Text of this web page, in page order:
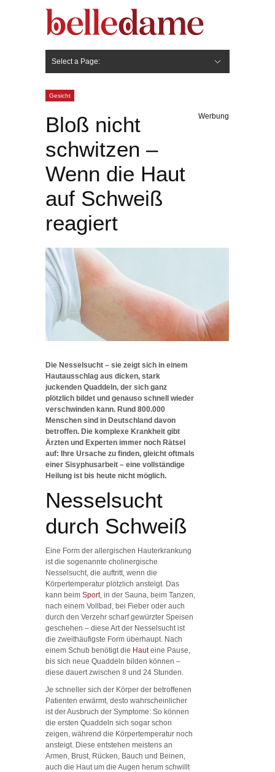
Select a Page:
Gesicht
Bloß nicht
schwitzen –
Wenn die Haut
auf Schweiß
reagiert
Werbung
Die Nesselsucht – sie zeigt sich in einem
Hautausschlag aus dicken, stark
juckenden Quaddeln, der sich ganz
plötzlich bildet und genauso schnell wieder
verschwinden kann. Rund 800.000
Menschen sind in Deutschland davon
betroffen. Die komplexe Krankheit gibt
Ärzten und Experten immer noch Rätsel
auf: Ihre Ursache zu finden, gleicht oftmals
einer Sisyphusarbeit – eine vollständige
Heilung ist bis heute nicht möglich.
Nesselsucht
durch Schweiß
Eine Form der allergischen Hauterkrankung
ist die sogenannte cholinergische
Nesselsucht, die auftritt, wenn die
Körpertemperatur plötzlich ansteigt. Das
kann beim Sport, in der Sauna, beim Tanzen,
nach einem Vollbad, bei Fieber oder auch
durch den Verzehr scharf gewürzter Speisen
geschehen – diese Art der Nesselsucht ist
die zweithäufigste Form überhaupt. Nach
einem Schub benötigt die Hauteine Pause,
bis sich neue Quaddeln bilden können –
diese dauert zwischen 8 und 24 Stunden.
Je schneller sich der Körper der betroffenen
Patienten erwärmt, desto wahrscheinlicher
ist der Ausbruch der Symptome: So können
die ersten Quaddeln sich sogar schon
zeigen, während die Körpertemperatur noch
ansteigt. Diese entstehen meistens an
Armen, Brust, Rücken, Bauch und Beinen,
auch die Haut um die Augen herum schwillt